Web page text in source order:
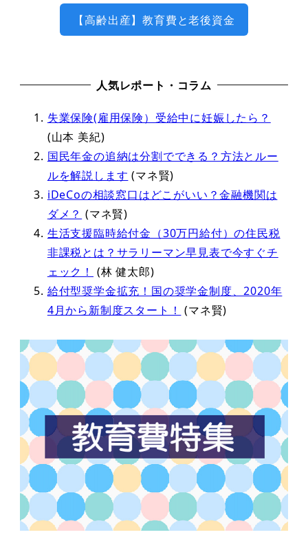
【高齢出産】教育費と老後資金
人気レポート・コラム
失業保険(雇用保険）受給中に妊娠したら？
(山本 美紀)
国民年金の追納は分割でできる？方法とルー
ルを解説します (マネ賢)
iDeCoの相談窓口はどこがいい？金融機関は
ダメ？ (マネ賢)
生活支援臨時給付金（30万円給付）の住民税
非課税とは？サラリーマン早見表で今すぐチ
ェック！ (林 健太郎)
給付型奨学金拡充！国の奨学金制度、2020年
4月から新制度スタート！ (マネ賢)